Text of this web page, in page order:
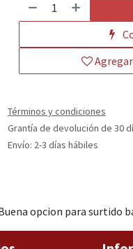
Términos y condiciones
Grantía de devolución de 30
Envío: 2-3 días hábiles
opcion para surtido